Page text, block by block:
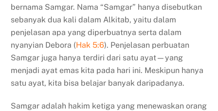
bernama Samgar. Nama “Samgar” hanya disebutkan
sebanyak dua kali dalam Alkitab, yaitu dalam
penjelasan apa yang diperbuatnya serta dalam
nyanyian Debora (Hak 5:6). Penjelasan perbuatan
Samgar juga hanya terdiri dari satu ayat—yang
menjadi ayat emas kita pada hari ini. Meskipun hanya
satu ayat, kita bisa belajar banyak daripadanya.
Samgar adalah hakim ketiga yang menewaskan orang